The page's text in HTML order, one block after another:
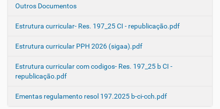
Outros Documentos
Estrutura curricular- Res. 197_25 CI - republicação.pdf
Estrutura curricular PPH 2026 (sigaa).pdf
Estrutura curricular com codigos- Res. 197_25 b CI -
republicação.pdf
Ementas regulamento resol 197.2025 b-ci-cch.pdf